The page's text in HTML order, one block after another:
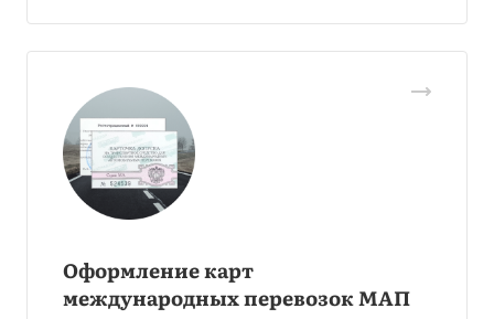
Оформление карт
международных перевозок МАП